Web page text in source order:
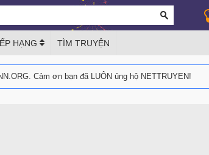
HẠNG TÌM TRUYỆN
Cảm ơn bạn đã LUÔN ủng hộ NETTRUYEN!